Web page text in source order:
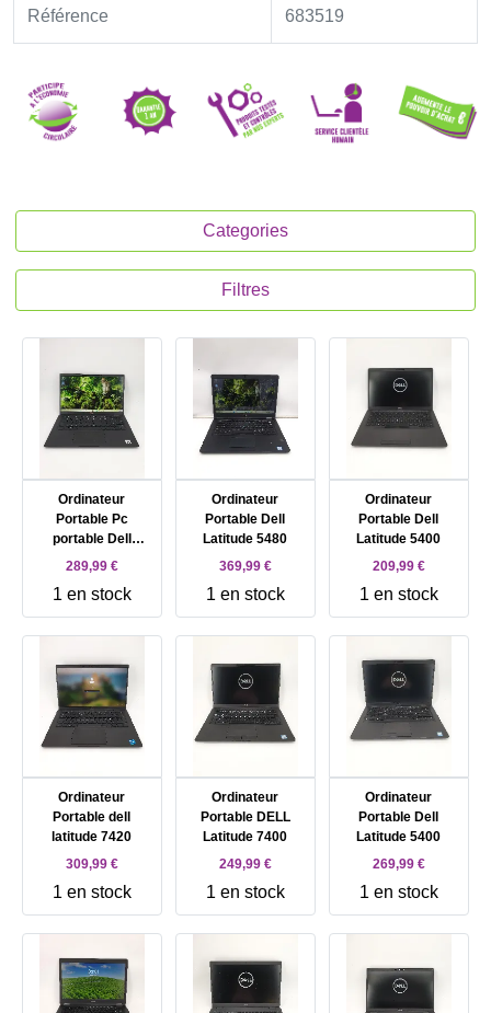
Référence 683519
Categories
Filtres
Ordinateur
Portable Pc
portable Dell
latitude 7410 Intel
- DD 512 GB
289,99 €
1 en stock
Ordinateur
Portable Dell
Latitude 5480
369,99 €
1 en stock
Ordinateur
Portable Dell
Latitude 5400
209,99 €
1 en stock
Ordinateur
Portable dell
latitude 7420
309,99 €
1 en stock
Ordinateur
Portable DELL
Latitude 7400
249,99 €
1 en stock
Ordinateur
Portable Dell
Latitude 5400
269,99 €
1 en stock